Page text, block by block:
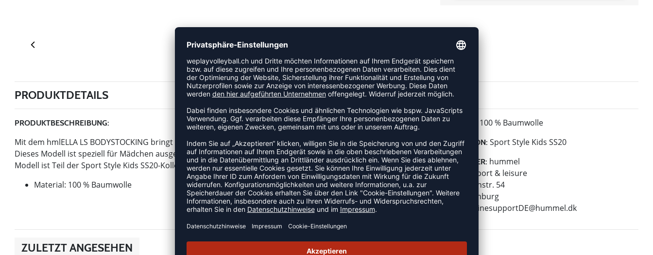
PRODUKTDETAILS
PRODUKTBESCHREIBUNG:
Mit dem hmlELLA LS BODYSTOCKING bringt hummel einen Artikel der Kategorie Body-Strampler an den Start.
Dieses Modell ist speziell für Mädchen ausgelegt. Bietet Halt und Komfort während Training und Wettkampf. Das
Modell ist Teil der Sport Style Kids SS20-Kollektion von hummel.
Material: 100 % Baumwolle
MATERIAL: 100 % Baumwolle
KOLLEKTION: Sport Style Kids SS20
HERSTELLER: hummel
hummel sport & leisure
Leverkusenstr. 54
22761 Hamburg
E-Mail:
onlinesupportDE@hummel.dk
ZULETZT ANGESEHEN